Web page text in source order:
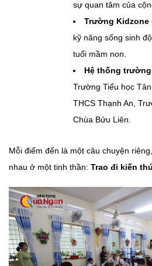
sự quan tâm của
Trường Kidzone
kỹ năng sống sinh
tuổi mầm non.
Hệ thống
Trường Tiểu học
THCS Thạnh An,
Chùa Bửu Liên.
Mỗi điểm đến là một câu chuyện
nhau ở một tinh thần: Trao đi kiến